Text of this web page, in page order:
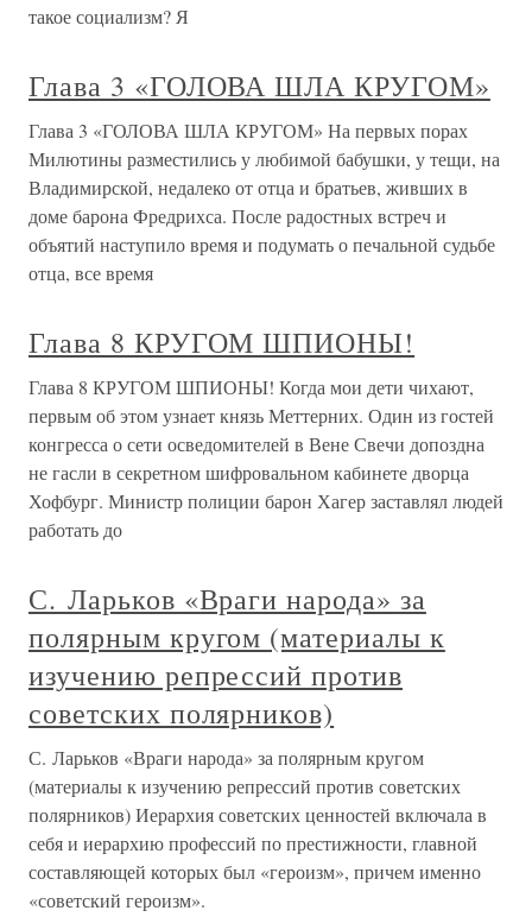
такое социализм? Я
Глава 3 «ГОЛОВА ШЛА КРУГОМ»
Глава 3 «ГОЛОВА ШЛА КРУГОМ» На первых порах
Милютины разместились у любимой бабушки, у тещи, на
Владимирской, недалеко от отца и братьев, живших в
доме барона Фредрихса. После радостных встреч и
объятий наступило время и подумать о печальной судьбе
отца, все время
Глава 8 КРУГОМ ШПИОНЫ!
Глава 8 КРУГОМ ШПИОНЫ! Когда мои дети чихают,
первым об этом узнает князь Меттерних. Один из гостей
конгресса о сети осведомителей в Вене Свечи допоздна
не гасли в секретном шифровальном кабинете дворца
Хофбург. Министр полиции барон Хагер заставлял людей
работать до
С. Ларьков «Враги народа» за
полярным кругом (материалы к
изучению репрессий против
советских полярников)
С. Ларьков «Враги народа» за полярным кругом
(материалы к изучению репрессий против советских
полярников) Иерархия советских ценностей включала в
себя и иерархию профессий по престижности, главной
составляющей которых был «героизм», причем именно
«советский героизм».